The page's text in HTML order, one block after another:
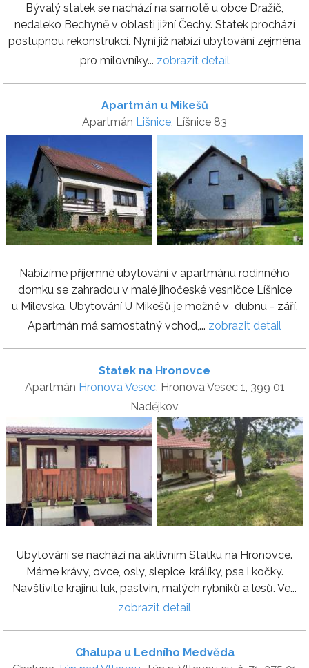
Bývalý statek se nachází na samotě u obce Dražíč,
nedaleko Bechyně v oblasti jižní Čechy. Statek prochází
postupnou rekonstrukcí. Nyní již nabízí ubytování zejména
pro milovníky... zobrazit detail
Apartmán u Mikešů
Apartmán Lišnice , Líšnice 83
Nabízíme příjemné ubytování v apartmánu rodinného
domku se zahradou v malé jihočeské vesničce Líšnice
u Milevska. Ubytování U Mikešů je možné v dubnu - září.
Apartmán má samostatný vchod,... zobrazit detail
Statek na Hronovce
Apartmán Hronova Vesec, Hronova Vesec 1, 399 01
Nadějkov
Ubytování se nachází na aktivním Statku na Hronovce.
Máme krávy, ovce, osly, slepice, králíky, psa i kočky.
Navštívíte krajinu luk, pastvin, malých rybníků a lesů. Ve...
zobrazit detail
Chalupa u Ledního Medvěda